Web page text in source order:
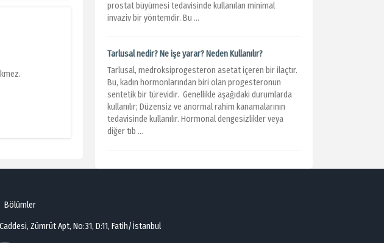
prostat büyümesi tedavisinde kullanılan minimal
invaziv bir yöntemdir. Bu ...
Tarlusal nedir? Ne işe yarar? Neden Kullanılır?
Tarlusal, medroksiprogesteron asetat içeren bir ilaçtır.
Bu, kadın hormonlarından biri olan progesteronun
sentetik bir türevidir. Genellikle aşağıdaki durumlarda
kullanılır; Düzensiz ve anormal rahim kanamalarının
tedavisinde kullanılır. Hormonal dengesizlikler veya
diğer tıb ...
Bölümler
Zümrüt Apt, No:31, D:11, Fatih/İstanbul